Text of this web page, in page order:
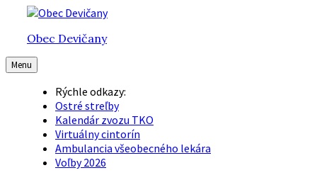
Preskočiť
obsah
Preskočiť
hlavnú
navigáciu
Preskočiť
pätičkuObec Devičany
Menu
Rýchle odkazy:
Ostré streľby
Kalendár zvozu TKO
Virtuálny cintorín
Ambulancia všeobecného lekára
Voľby 2026